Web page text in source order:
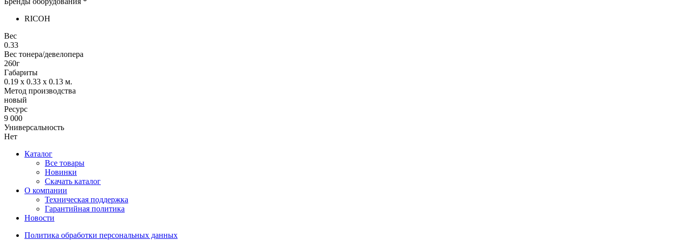
RICOH
Вес
0.33
Вес тонера/девелопера
260г
Габариты
0.19 x 0.33 x 0.13 м.
Метод производства
новый
Ресурс
9 000
Универсальность
Нет
Каталог
Все товары
Новинки
Скачать каталог
О компании
Техническая поддержка
Гарантийная политика
Новости
Политика обработки персональных данных